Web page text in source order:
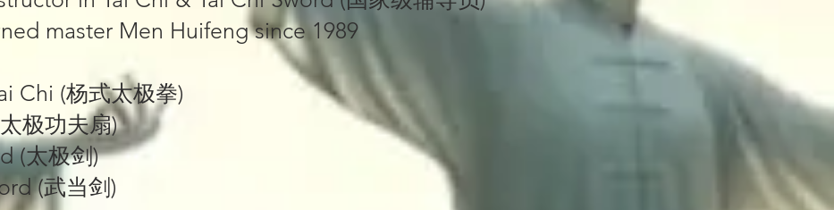
master Men Huifeng since 1989
Chi (杨式太极拳)
极功夫扇)
(太极剑)
(武当剑)